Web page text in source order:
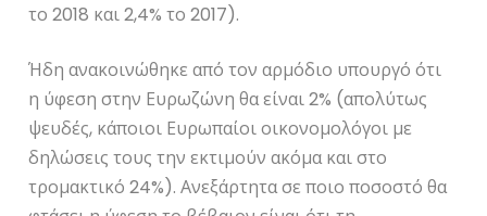
το 2018 και 2,4% το 2017).
Ήδη ανακοινώθηκε από τον αρμόδιο υπουργό ότι
η ύφεση στην Ευρωζώνη θα είναι 2% (απολύτως
ψευδές, κάποιοι Ευρωπαίοι οικονομολόγοι με
δηλώσεις τους την εκτιμούν ακόμα και στο
τρομακτικό 24%). Ανεξάρτητα σε ποιο ποσοστό θα